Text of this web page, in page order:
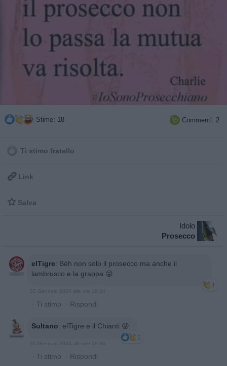
Stime: 18  Commenti: 2
Ti stimo fratello
 Link
 Salva
Idolo
Prosecco
elTigre: Bèh non solo il prosecco ma anche il
lambrusco e la grappa 😜
1
31 Gennaio 2024 alle ore 18:24
· Ti stimo · Rispondi
Sultano: elTigre e il Chianti 😜
2
31 Gennaio 2024 alle ore 18:56
· Ti stimo · Rispondi